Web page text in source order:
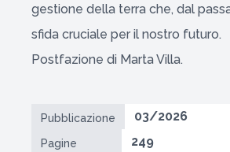
gestione della terra che, dal
sfida cruciale per il nostro futuro.
Postfazione di Marta Villa.
Pubblicazione 03/2026
Pagine 249